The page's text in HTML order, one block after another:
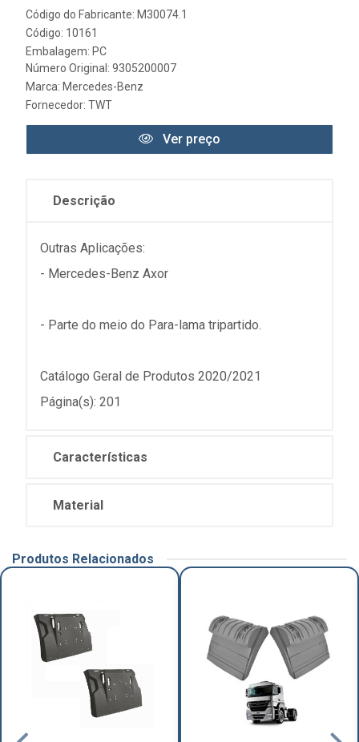
Código do Fabricante: M30074.1
Código: 10161
Embalagem: PC
Número Original: 9305200007
Marca: Mercedes-Benz
Fornecedor: TWT
Ver preço
Descrição
Outras Aplicações:
- Mercedes-Benz Axor
- Parte do meio do Para-lama tripartido.
Catálogo Geral de Produtos 2020/2021
Página(s): 201
Características
Material
Produtos Relacionados